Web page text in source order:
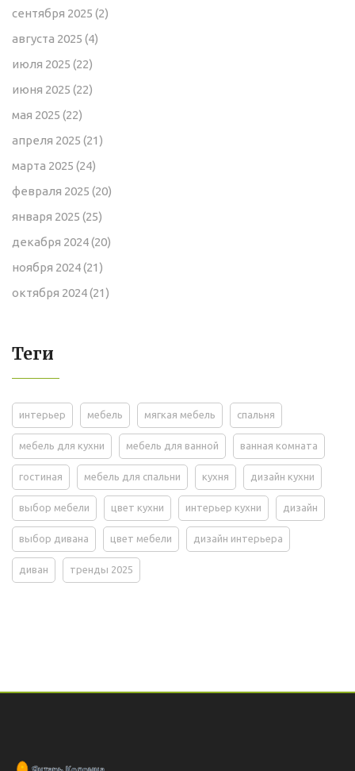
сентября 2025 (2)
августа 2025 (4)
июля 2025 (22)
июня 2025 (22)
мая 2025 (22)
апреля 2025 (21)
марта 2025 (24)
февраля 2025 (20)
января 2025 (25)
декабря 2024(20)
ноября 2024(21)
октября 2024(21)
Теги
интерьер мебель мягкая мебель спальня
мебель для кухни мебель для ванной ванная комната
гостиная мебель для спальни кухня дизайн кухни
выбор мебели цвет кухни интерьер кухни дизайн
выбор дивана цвет мебели дизайн интерьера
диван тренды 2025